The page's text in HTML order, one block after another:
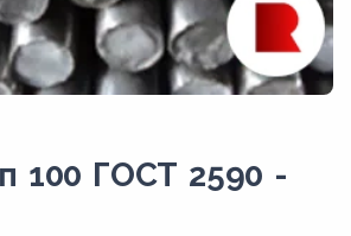
100 ГОСТ 2590 -